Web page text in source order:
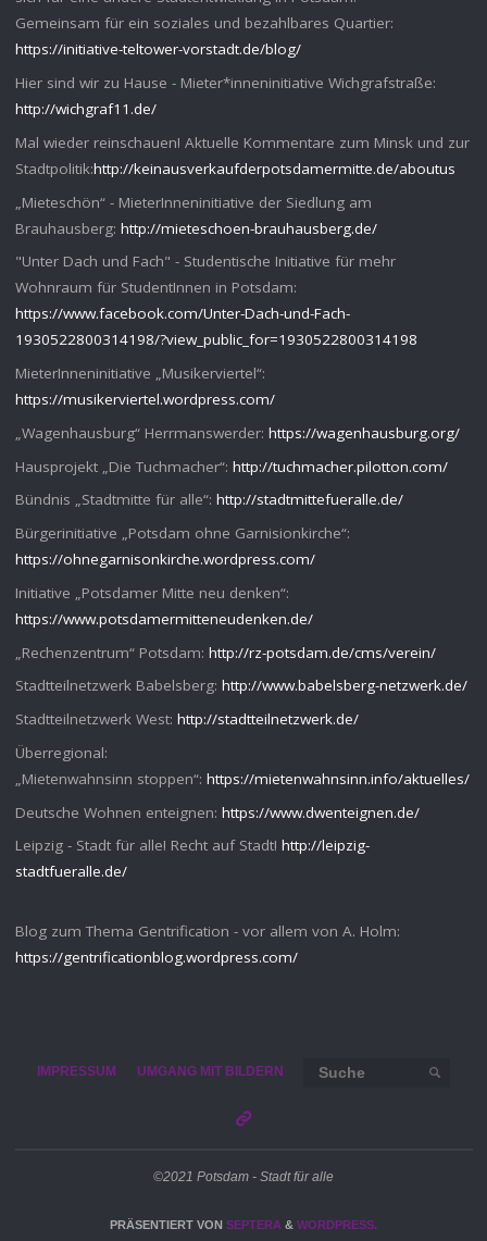
Gemeinsam für ein soziales und bezahlbares Quartier:
https://initiative-teltower-vorstadt.de/blog/
Hier sind wir zu Hause - Mieter*inneninitiative Wichgrafstraße:
http://wichgraf11.de/
Mal wieder reinschauen! Aktuelle Kommentare zum Minsk und zur
Stadtpolitik:http://keinausverkaufderpotsdamermitte.de/aboutus
„Mieteschön“ - MieterInneninitiative der Siedlung am
Brauhausberg: http://mieteschoen-brauhausberg.de/
"Unter Dach und Fach" - Studentische Initiative für mehr
Wohnraum für StudentInnen in Potsdam:
https://www.facebook.com/Unter-Dach-und-Fach-
1930522800314198/?view_public_for=1930522800314198
MieterInneninitiative „Musikerviertel“:
https://musikerviertel.wordpress.com/
„Wagenhausburg“ Herrmanswerder: https://wagenhausburg.org/
Hausprojekt „Die Tuchmacher“: http://tuchmacher.pilotton.com/
Bündnis „Stadtmitte für alle“: http://stadtmittefueralle.de/
Bürgerinitiative „Potsdam ohne Garnisionkirche“:
https://ohnegarnisonkirche.wordpress.com/
Initiative „Potsdamer Mitte neu denken“:
https://www.potsdamermitteneudenken.de/
„Rechenzentrum“ Potsdam: http://rz-potsdam.de/cms/verein/
Stadtteilnetzwerk Babelsberg: http://www.babelsberg-netzwerk.de/
Stadtteilnetzwerk West: http://stadtteilnetzwerk.de/
Überregional:
„Mietenwahnsinn stoppen“: https://mietenwahnsinn.info/aktuelles/
Deutsche Wohnen enteignen: https://www.dwenteignen.de/
Leipzig - Stadt für alle! Recht auf Stadt! http://leipzig-
stadtfueralle.de/
Blog zum Thema Gentrification - vor allem von A. Holm:
https://gentrificationblog.wordpress.com/
IMPRESSUM UMGANG MIT BILDERN SUCHE
©2021 Potsdam - Stadt für alle
PRÄSENTIERT VON SEPTERA & WORDPRESS.